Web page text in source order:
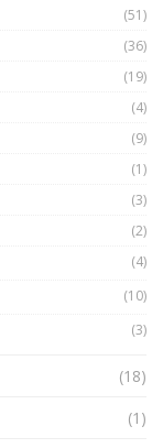
| Phổ cập
(51)
(36)
(19)
(4)
(9)
(1)
(3)
(2)
(4)
(10)
(3)
(18)
(1)